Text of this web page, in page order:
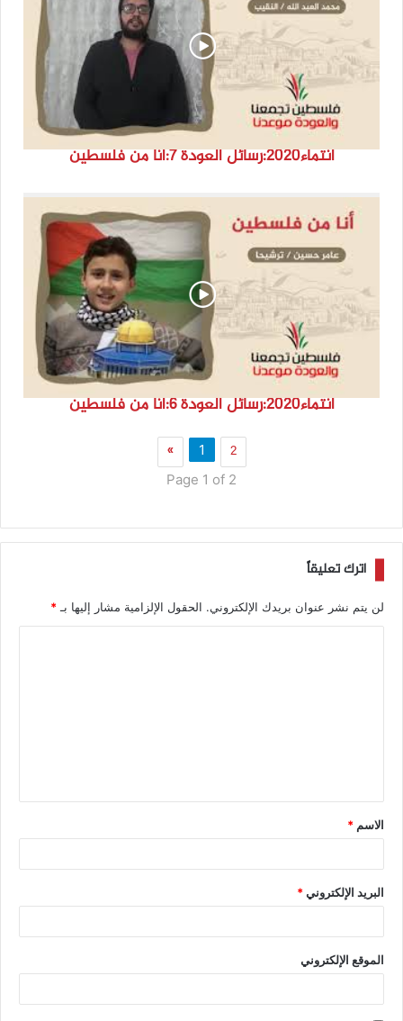
انتماء2020:رسائل العودة 7:أنا من فلسطين
انتماء2020:رسائل العودة 6:أنا من فلسطين
1 2
»
Page 1 of 2
اترك تعليقاً
لن يتم نشر عنوان بريدك الإلكتروني. الحقول الإلزامية مشار إليها بـ *
الاسم *
البريد الإلكتروني*
الموقع الإلكتروني